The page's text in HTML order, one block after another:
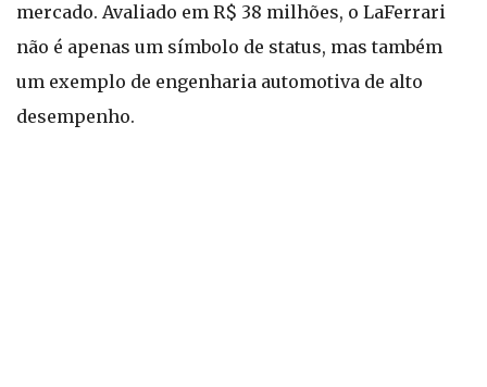
mercado. Avaliado em R$ 38 milhões, o LaFerrari
não é apenas um símbolo de status, mas também
um exemplo de engenharia automotiva de alto
desempenho.